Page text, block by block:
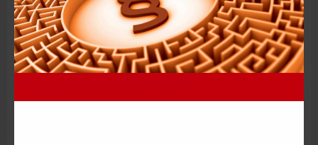
Tagesmüttern, Wochenmüttern und in
Ganztagspflegestellen,
die Beschäftigung von Kinderpflegern/-innen und
Erziehern/-innen,
Kinderbetreuung und